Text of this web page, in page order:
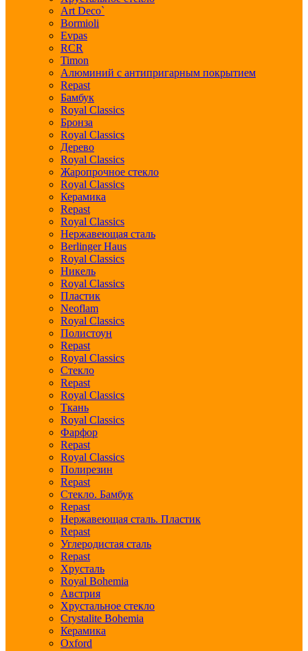
Art Deco`
Bormioli
Evpas
RCR
Timon
Алюминий с антипригарным покрытием
Repast
Бамбук
Royal Classics
Бронза
Royal Classics
Дерево
Royal Classics
Жаропрочное стекло
Royal Classics
Керамика
Repast
Royal Classics
Нержавеющая сталь
Berlinger Haus
Royal Classics
Никель
Royal Classics
Пластик
Neoflam
Royal Classics
Полистоун
Repast
Royal Classics
Стекло
Repast
Royal Classics
Ткань
Royal Classics
Фарфор
Repast
Royal Classics
Полирезин
Repast
Стекло. Бамбук
Repast
Нержавеющая сталь. Пластик
Repast
Углеродистая сталь
Repast
Хрусталь
Royal Bohemia
Австрия
Хрустальное стекло
Crystalite Bohemia
Керамика
Oxford